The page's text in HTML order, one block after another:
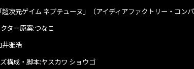
超次元ゲイム ネプテューヌ」（アイディアファクトリー・コンパ
ター原案:つなこ
井雅浩
構成・脚本:ヤスカワ ショウゴ